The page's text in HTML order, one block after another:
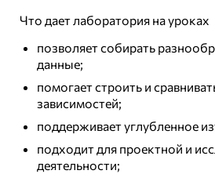
Что дает лаборатория на уроках
позволяет собирать
данные;
помогает строить и
зависимостей;
поддерживает углубленное
подходит для проектной и
деятельности;